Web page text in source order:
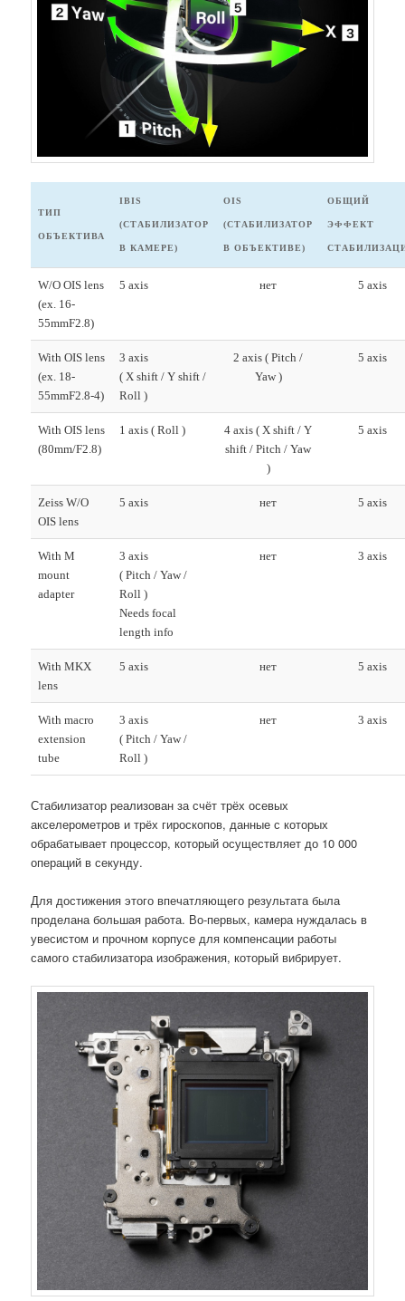
ТИП
ОБЪЕКТИВА
IBIS
(СТАБИЛИЗАТОР
В КАМЕРЕ)
OIS
(СТАБИЛИЗАТОР
В ОБЪЕКТИВЕ)
ОБЩИЙ
ЭФФЕКТ
W/O OIS lens
(ex. 16-
55mmF2.8)
5 axis нет 5 axis
With OIS lens
(ex. 18-
55mmF2.8-4)
3 axis
( X shift / Y shift /
Roll )
2 axis ( Pitch /
Yaw )
5 axis
With OIS lens
(80mm/F2.8)
1 axis ( Roll )
4 axis ( X shift / Y
shift / Pitch / Yaw
)
5 axis
Zeiss W/O
OIS lens
5 axis нет 5 axis
With M
mount
adapter
3 axis
( Pitch / Yaw /
Roll )
Needs focal
length info
нет 3 axis
With MKX
lens
5 axis нет 5 axis
With macro
extension
tube
3 axis
( Pitch / Yaw /
Roll )
нет 3 axis
Стабилизатор реализован за счёт трёх осевых
акселерометров и трёх гироскопов, данные с которых
обрабатывает процессор, который осуществляет до 10 000
операций в секунду.
Для достижения этого впечатляющего результата была
проделана большая работа. Во-первых, камера нуждалась в
увесистом и прочном корпусе для компенсации работы
самого стабилизатора изображения, который вибрирует.